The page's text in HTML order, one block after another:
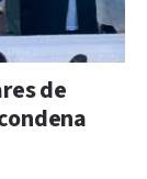
de